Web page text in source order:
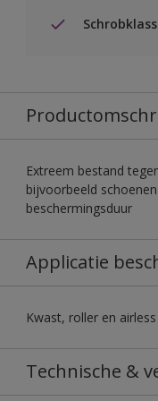
Extreem bestand
bijvoorbeeld
beschermingsduur
Applicatie
Kwast, roller en
Technische &